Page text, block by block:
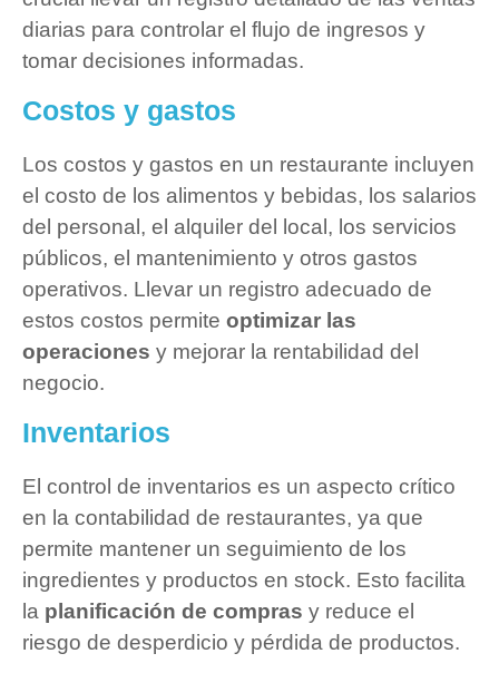
diarias para controlar el flujo de ingresos y
tomar decisiones informadas.
Costos y gastos
Los costos y gastos en un restaurante incluyen
el costo de los alimentos y bebidas, los salarios
del personal, el alquiler del local, los servicios
públicos, el mantenimiento y otros gastos
operativos. Llevar un registro adecuado de
estos costos permite optimizar las
operaciones y mejorar la rentabilidad del
negocio.
Inventarios
El control de inventarios es un aspecto crítico
en la contabilidad de restaurantes, ya que
permite mantener un seguimiento de los
ingredientes y productos en stock. Esto facilita
la planificación de compras y reduce el
riesgo de desperdicio y pérdida de productos.